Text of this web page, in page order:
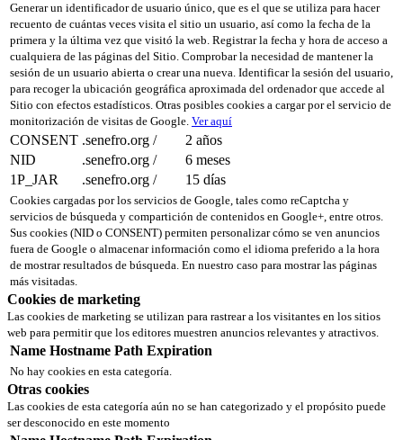
Generar un identificador de usuario único, que es el que se utiliza para hacer
recuento de cuántas veces visita el sitio un usuario, así como la fecha de la
primera y la última vez que visitó la web. Registrar la fecha y hora de acceso a
cualquiera de las páginas del Sitio. Comprobar la necesidad de mantener la
sesión de un usuario abierta o crear una nueva. Identificar la sesión del usuario,
para recoger la ubicación geográfica aproximada del ordenador que accede al
Sitio con efectos estadísticos. Otras posibles cookies a cargar por el servicio de
monitorización de visitas de Google. Ver aquí
CONSENT .senefro.org /
2 años
NID
.senefro.org /
6 meses
1P_JAR
.senefro.org / 15 días
Cookies cargadas por los servicios de Google, tales como reCaptcha y
servicios de búsqueda y compartición de contenidos en Google+, entre otros.
Sus cookies (NID o CONSENT) permiten personalizar cómo se ven anuncios
fuera de Google o almacenar información como el idioma preferido a la hora
de mostrar resultados de búsqueda. En nuestro caso para mostrar las páginas
más visitadas.
Cookies de marketing
Las cookies de marketing se utilizan para rastrear a los visitantes en los sitios
web para permitir que los editores muestren anuncios relevantes y atractivos.
Name Hostname Path Expiration
No hay cookies en esta categoría.
Otras cookies
Las cookies de esta categoría aún no se han categorizado y el propósito puede
ser desconocido en este momento